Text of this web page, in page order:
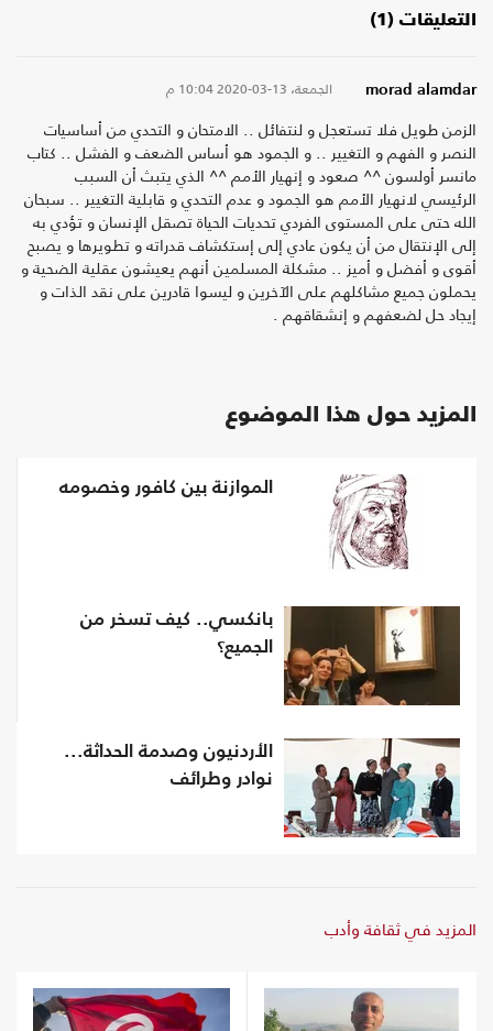
التعليقات (1)
morad alamdar الجمعة، 13-03-2020 10:04 م
الزمن طويل فلا تستعجل و لنتفائل .. الامتحان و التحدي من أساسيات
النصر و الفهم و التغيير .. و الجمود هو أساس الضعف و الفشل .. كتاب
مانسر أولسون ^^ صعود و إنهيار الأمم ^^ الذي يتبث أن السبب
الرئيسي لانهيار الأمم هو الجمود و عدم التحدي و قابلية التغيير .. سبحان
الله حتى على المستوى الفردي تحديات الحياة تصقل الإنسان و تؤدي به
إلى الإنتقال من أن يكون عادي إلى إستكشاف قدراته و تطويرها و يصبح
أقوى و أفضل و أميز .. مشكلة المسلمين أنهم يعيشون عقلية الضحية و
يحملون جميع مشاكلهم على الآخرين و ليسوا قادرين على نقد الذات و
إيجاد حل لضعفهم و إنشقاقهم .
المزيد حول هذا الموضوع
الموازنة بين كافور وخصومه
بانكسي.. كيف تسخر من
الجميع؟
الأردنيون وصدمة الحداثة...
نوادر وطرائف
المزيد في ثقافة وأدب